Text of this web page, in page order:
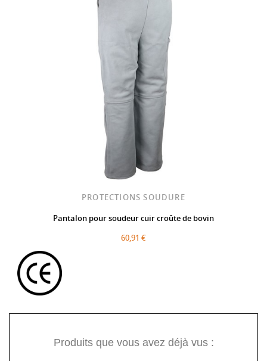
PROTECTIONS SOUDURE
Pantalon pour soudeur cuir croûte de bovin
60,91 €
Produits que vous avez déjà vus :